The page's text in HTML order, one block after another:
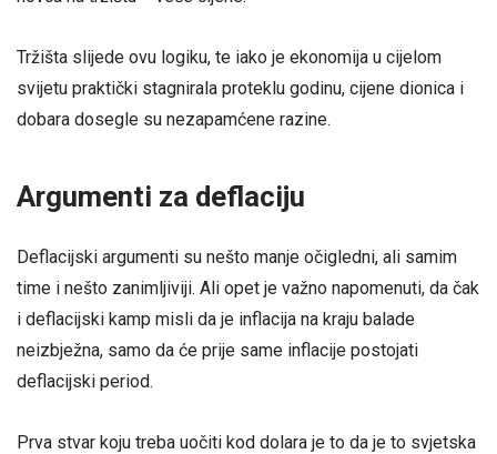
Tržišta slijede ovu logiku, te iako je ekonomija u cijelom
svijetu praktički stagnirala proteklu godinu, cijene dionica i
dobara dosegle su nezapamćene razine.
Argumenti za deflaciju
Deflacijski argumenti su nešto manje očigledni, ali samim
time i nešto zanimljiviji. Ali opet je važno napomenuti, da čak
i deflacijski kamp misli da je inflacija na kraju balade
neizbježna, samo da će prije same inflacije postojati
deflacijski period.
Prva stvar koju treba uočiti kod dolara je to da je to svjetska